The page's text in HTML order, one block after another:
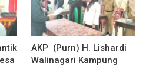
AKP (Purn) H. Lishardi
Walinagari Kampung